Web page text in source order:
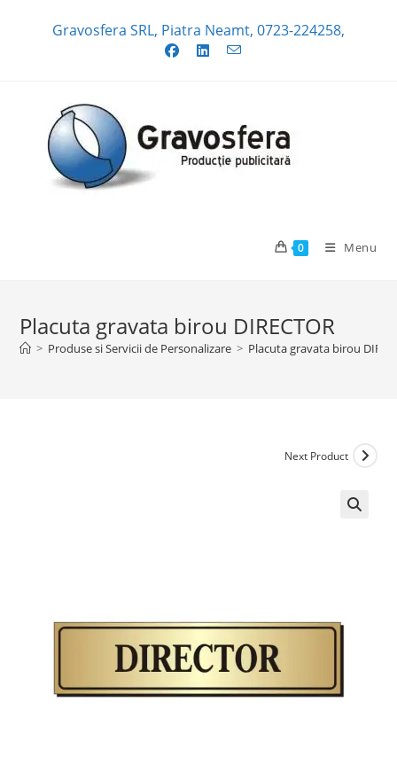
Gravosfera SRL, Piatra Neamt, 0723-224258,
0 Menu
Placuta gravata birou DIRECTOR
> Produse si Servicii de Personalizare > Placuta gravata birou
Next Product